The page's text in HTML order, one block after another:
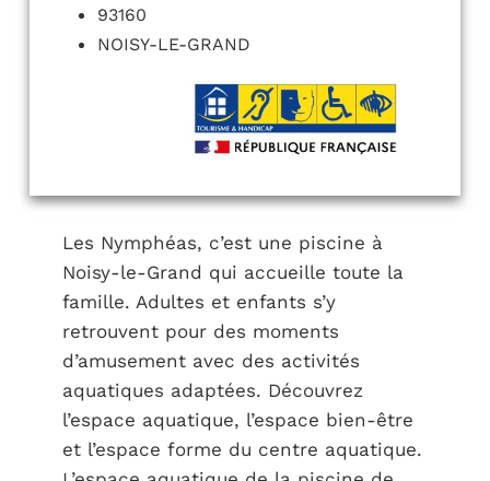
93160
NOISY-LE-GRAND
Les Nymphéas, c’est une piscine à
Noisy-le-Grand qui accueille toute la
famille. Adultes et enfants s’y
retrouvent pour des moments
d’amusement avec des activités
aquatiques adaptées. Découvrez
l’espace aquatique, l’espace bien-être
et l’espace forme du centre aquatique.